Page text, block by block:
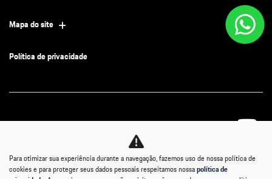
Mapa do site
Política de privacidade
No trânsito, enxergar o outro salva
vidas.
Para otimizar sua experiência durante a navegação, fazemos uso de nossa política de
cookies e para proteger seus dados pessoais respeitamos nossapolítica de